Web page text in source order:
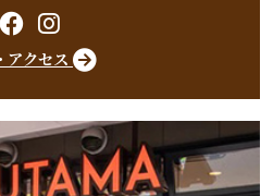
アクセス